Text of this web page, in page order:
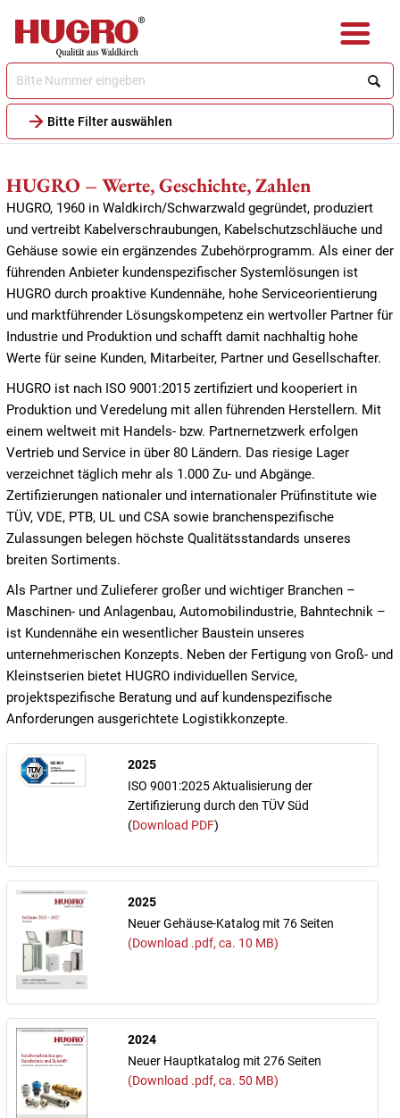
zum
Inhalt
Bitte Filter auswählen
HUGRO – Werte, Geschichte, Zahlen
HUGRO, 1960 in Waldkirch/Schwarzwald gegründet, produziert
und vertreibt Kabelverschraubungen, Kabelschutzschläuche und
Gehäuse sowie ein ergänzendes Zubehörprogramm. Als einer der
führenden Anbieter kundenspezifischer Systemlösungen ist
HUGRO durch proaktive Kundennähe, hohe Serviceorientierung
und marktführender Lösungskompetenz ein wertvoller Partner für
Industrie und Produktion und schafft damit nachhaltig hohe
Werte für seine Kunden, Mitarbeiter, Partner und Gesellschafter.
HUGRO ist nach ISO 9001:2015 zertifiziert und kooperiert in
Produktion und Veredelung mit allen führenden Herstellern. Mit
einem weltweit mit Handels- bzw. Partnernetzwerk erfolgen
Vertrieb und Service in über 80 Ländern. Das riesige Lager
verzeichnet täglich mehr als 1.000 Zu- und Abgänge.
Zertifizierungen nationaler und internationaler Prüfinstitute wie
TÜV, VDE, PTB, UL und CSA sowie branchenspezifische
Zulassungen belegen höchste Qualitätsstandards unseres
breiten Sortiments.
Als Partner und Zulieferer großer und wichtiger Branchen –
Maschinen- und Anlagenbau, Automobilindustrie, Bahntechnik –
ist Kundennähe ein wesentlicher Baustein unseres
unternehmerischen Konzepts. Neben der Fertigung von Groß- und
Kleinstserien bietet HUGRO individuellen Service,
projektspezifische Beratung und auf kundenspezifische
Anforderungen ausgerichtete Logistikkonzepte.
2025
ISO 9001:2025 Aktualisierung der
Zertifizierung durch den TÜV Süd
(Download PDF)
2025
Neuer Gehäuse-Katalog mit 76 Seiten
(Download .pdf, ca. 10 MB)
2024
Neuer Hauptkatalog mit 276 Seiten
(Download .pdf, ca. 50 MB)